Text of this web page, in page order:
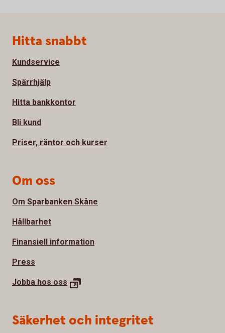
Sidfot
Hitta snabbt
Kundservice
Spärrhjälp
Hitta bankkontor
Bli kund
Priser, räntor och kurser
Om oss
Om Sparbanken Skåne
Hållbarhet
Finansiell information
Press
Jobba hos oss
Säkerhet och integritet